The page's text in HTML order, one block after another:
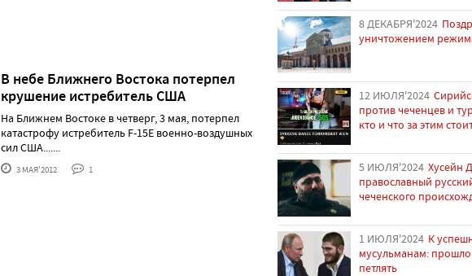
В небе Ближнего Востока потерпел
крушение истребитель США
На Ближнем Востоке в четверг, 3 мая, потерпел
катастрофу истребитель F-15E военно-воздушных
сил США.......
3 МАЯ'2012 1
8 ДЕКАБРЯ'2024
уничтожением
12 ИЮЛЯ'2024
против чеченцев и
кто и что за этим
5 ИЮЛЯ'2024 Хусейн
православный
чеченского
1 ИЮЛЯ'2024 К
мусульманам:
петлять